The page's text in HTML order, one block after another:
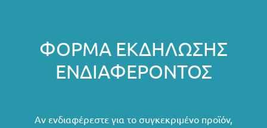
ΦΌΡΜΑ ΕΚΔΉΛΩΣΗΣ
ΕΝΔΙΑΦΈΡΟΝΤΟΣ
Αν ενδιαφέρεστε για το συγκεκριμένο προϊόν,